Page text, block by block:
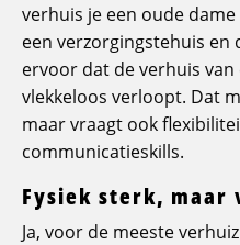
verhuis je een oude
een verzorgingstehuis en
ervoor dat de verhuis
vlekkeloos verloopt. Dat
maar vraagt ook
communicatieskills.
Fysiek sterk, maar
Ja, voor de meeste